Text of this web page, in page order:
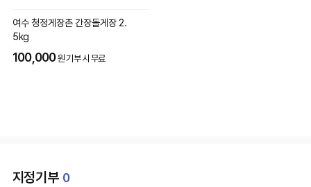
여수 청정게장촌 간장돌게장 2.
5kg
100,000원 기부 시 무료
지정기부 0